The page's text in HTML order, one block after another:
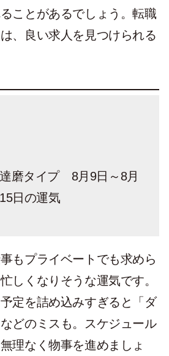
ことがあるでしょう。転職
、良い求人を見つけられる
達磨タイプ 8月9日～8月
15日の運気
もプライベートでも求めら
しくなりそうな運気です。
定を詰め込みすぎると「ダ
どのミスも。スケジュール
理なく物事を進めましょ